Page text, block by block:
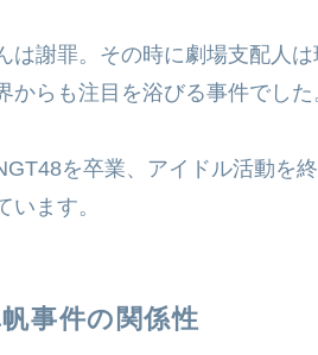
は謝罪。その時に劇場支配人
らも注目を浴びる事件でした
を卒業、アイドル活動を
ます。
事件の関係性